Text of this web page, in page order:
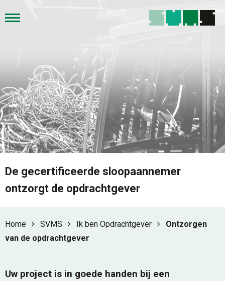
De gecertificeerde sloopaannemer
ontzorgt de opdrachtgever
Home SVMS Ik ben Opdrachtgever
Ontzorgen
van de opdrachtgever
Uw project is in goede handen bij een